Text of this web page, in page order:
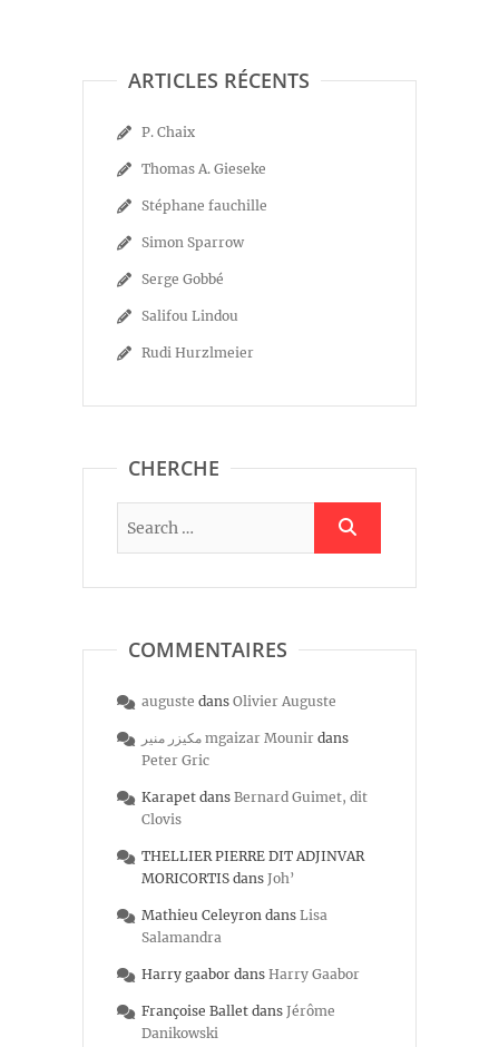
ARTICLES RÉCENTS
P. Chaix
Thomas A. Gieseke
Stéphane fauchille
Simon Sparrow
Serge Gobbé
Salifou Lindou
Rudi Hurzlmeier
CHERCHE
COMMENTAIRES
auguste dans Olivier Auguste
مكيزر منير mgaizar Mounir dans
Peter Gric
Karapet dans Bernard Guimet, dit
Clovis
THELLIER PIERRE DIT ADJINVAR
MORICORTIS dans Joh’
Mathieu Celeyron dans Lisa
Salamandra
Harry gaabor dans Harry Gaabor
Françoise Ballet dans Jérôme
Danikowski